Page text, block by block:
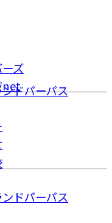
ズ
netドパーパス
ドパーパス